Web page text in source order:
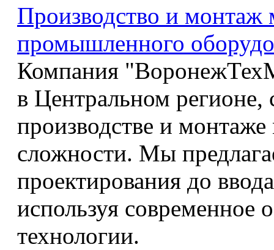
Производство и монтаж
промышленного
Компания
в Центральном
производстве и
сложности. Мы
проектирования до
используя современное
технологии.